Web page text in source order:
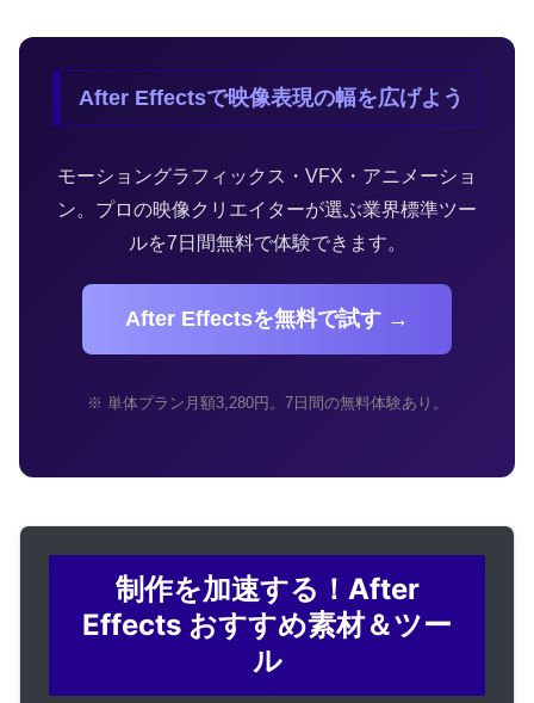
After Effectsで映像表現の幅を広げよう
モーショングラフィックス・VFX・アニメーショ
ン。プロの映像クリエイターが選ぶ業界標準ツー
ルを7日間無料で体験できます。
After Effectsを無料で試す →
※ 単体プラン月額3,280円。7日間の無料体験あり。
制作を加速する！After
Effects おすすめ素材＆ツー
ル